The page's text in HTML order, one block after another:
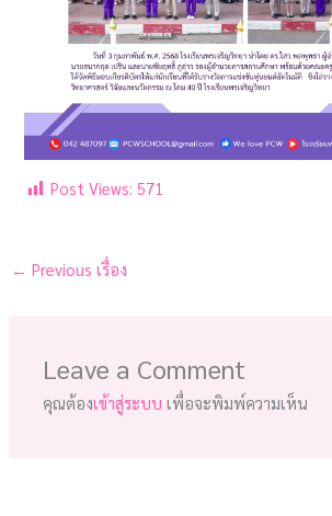
Post Views: 571
← Previous เรื่อง
Leave a Comment
คุณต้องเข้าสู่ระบบ เพื่อจะพิมพ์ความเห็น